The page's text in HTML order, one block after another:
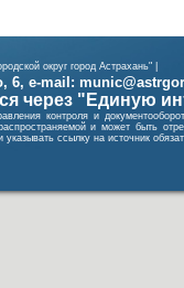
округ город Астрахань" |
6, e-mail:
через "Единую
контроля и
и может быть
ссылку на источник